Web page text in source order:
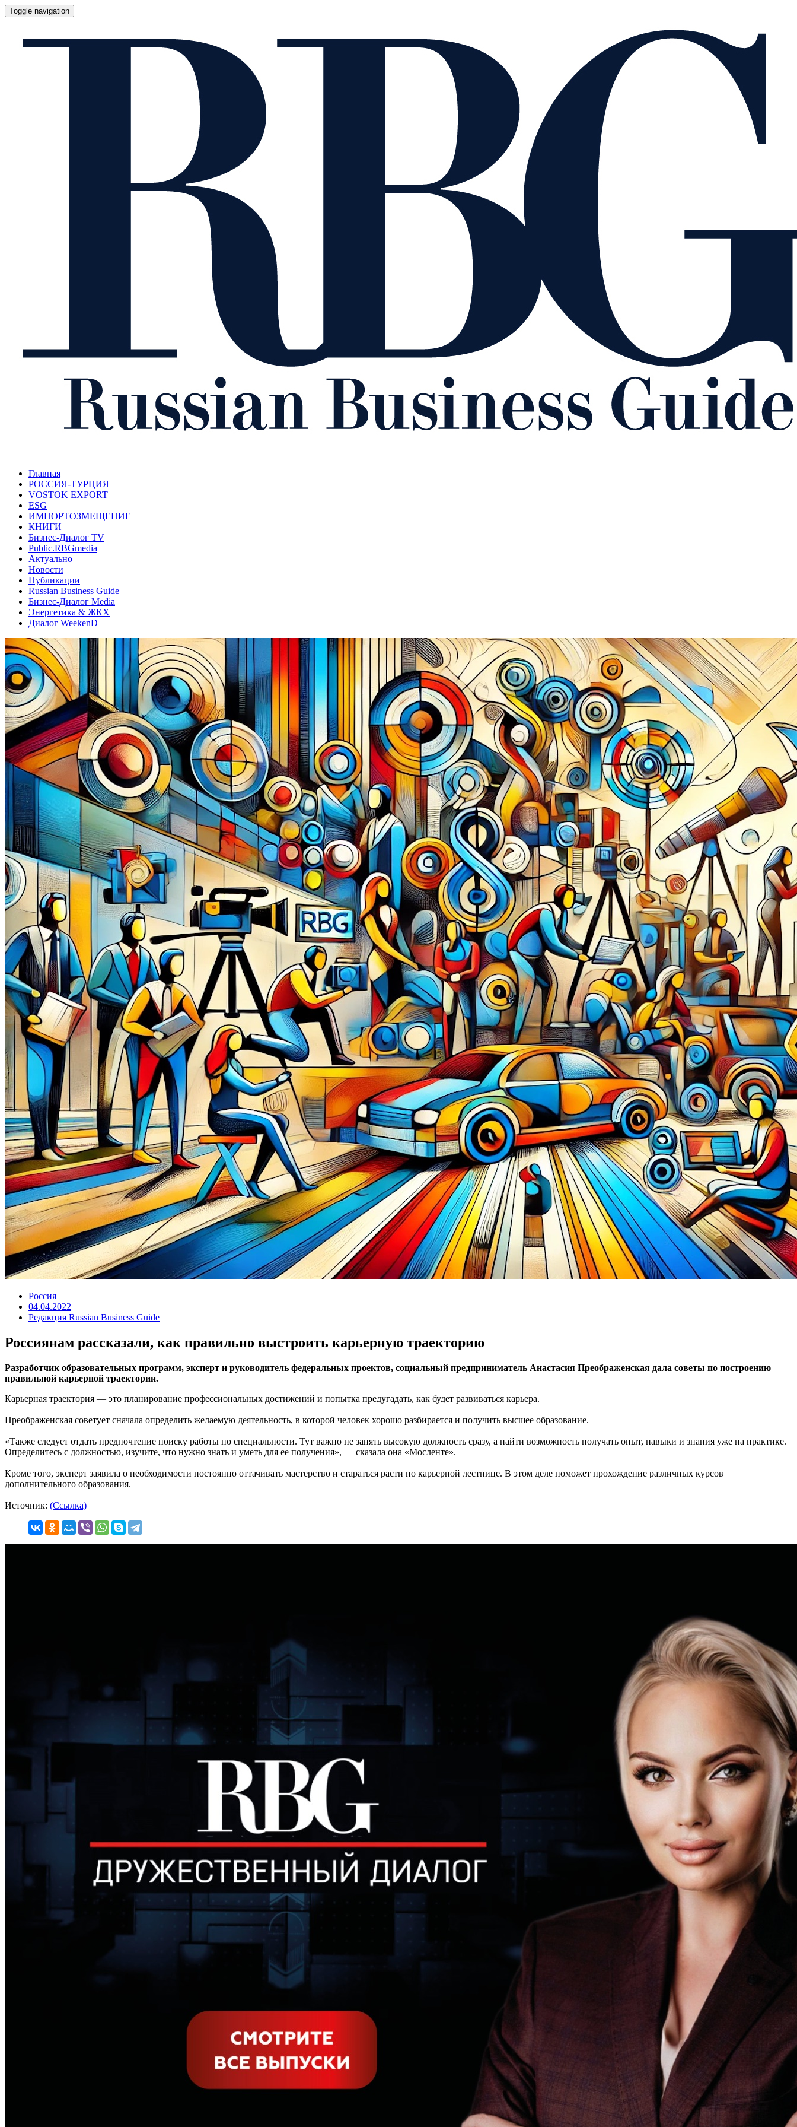
Toggle navigation
Главная
РОССИЯ-ТУРЦИЯ
VOSTOK EXPORT
ESG
ИМПОРТОЗМЕЩЕНИЕ
КНИГИ
Бизнес-Диалог TV
Public.RBGmedia
Актуально
Новости
Публикации
Russian Business Guide
Бизнес-Диалог Media
Энергетика & ЖКХ
Диалог WeekenD
Россия
04.04.2022
Редакция Russian Business Guide
Россиянам рассказали, как правильно выстроить карьерную траекторию
Разработчик образовательных программ, эксперт и руководитель федеральных проектов, социальный предприниматель Анастасия Преображенская дала советы по построению
правильной карьерной траектории.
Карьерная траектория — это планирование профессиональных достижений и попытка предугадать, как будет развиваться карьера.
Преображенская советует сначала определить желаемую деятельность, в которой человек хорошо разбирается и получить высшее образование.
«Также следует отдать предпочтение поиску работы по специальности. Тут важно не занять высокую должность сразу, а найти возможность получать опыт, навыки и знания уже на практике.
Определитесь с должностью, изучите, что нужно знать и уметь для ее получения», — сказала она «Мосленте».
Кроме того, эксперт заявила о необходимости постоянно оттачивать мастерство и стараться расти по карьерной лестнице. В этом деле поможет прохождение различных курсов
дополнительного образования.
Источник: (Ссылка)